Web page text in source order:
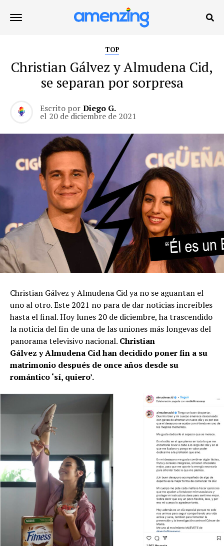
TOP
Christian Gálvez y Almudena Cid,
se separan por sorpresa
Escrito por Diego G.
el 20 de diciembre de 2021
Christian Gálvez y Almudena Cid ya no se aguantan el
uno al otro. Este 2021 no para de dar noticias increíbles
hasta el final. Hoy lunes 20 de diciembre, ha trascendido
la noticia del fin de una de las uniones más longevas del
panorama televisivo nacional. Christian
Gálvez y Almudena Cid han decidido poner fin a su
matrimonio después de once años desde su
romántico ‘sí, quiero’.